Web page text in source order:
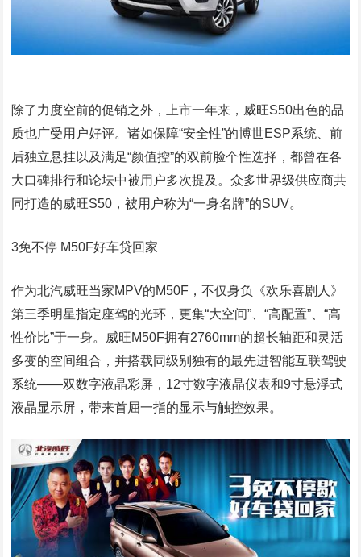
除了力度空前的促销之外，上市一年来，威旺S50出色的品
质也广受用户好评。诸如保障“安全性”的博世ESP系统、前
后独立悬挂以及满足“颜值控”的双前脸个性选择，都曾在各
大口碑排行和论坛中被用户多次提及。众多世界级供应商共
同打造的威旺S50，被用户称为“一身名牌”的SUV。
3免不停 M50F好车贷回家
作为北汽威旺当家MPV的M50F，不仅身负《欢乐喜剧人》
第三季明星指定座驾的光环，更集“大空间”、“高配置”、“高
性价比”于一身。威旺M50F拥有2760mm的超长轴距和灵活
多变的空间组合，并搭载同级别独有的最先进智能互联驾驶
系统——双数字液晶彩屏，12寸数字液晶仪表和9寸悬浮式
液晶显示屏，带来首屈一指的显示与触控效果。